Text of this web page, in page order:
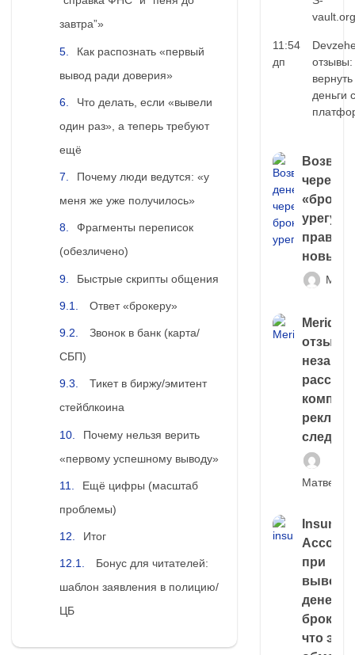
завтра”»
Как распознать «первый
вывод ради доверия»
Что делать, если «вывели
один раз», а теперь требуют
ещё
Почему люди ведутся: «у
меня же уже получилось»
Фрагменты переписок
(обезличено)
Быстрые скрипты общения
Ответ «брокеру»
Звонок в банк (карта/
СБП)
Тикет в биржу/эмитент
стейблкоина
Почему нельзя верить
«первому успешному выводу»
Ещё цифры (масштаб
проблемы)
Итог
Бонус для читателей:
шаблон заявления в полицию/
ЦБ
vault.org
11:54
дп
отзывы:
вернуть
деньги с
через
правда
новый
следа
Матвей
Account
при
выводе
денег у
что это,